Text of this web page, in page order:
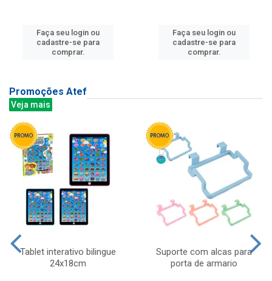
Faça seu login ou
cadastre-se para
comprar.
Faça seu login ou
cadastre-se para
comprar.
Promoções Atef
Veja mais
Tablet interativo bilingue
24x18cm
Suporte com alcas para
porta de armario